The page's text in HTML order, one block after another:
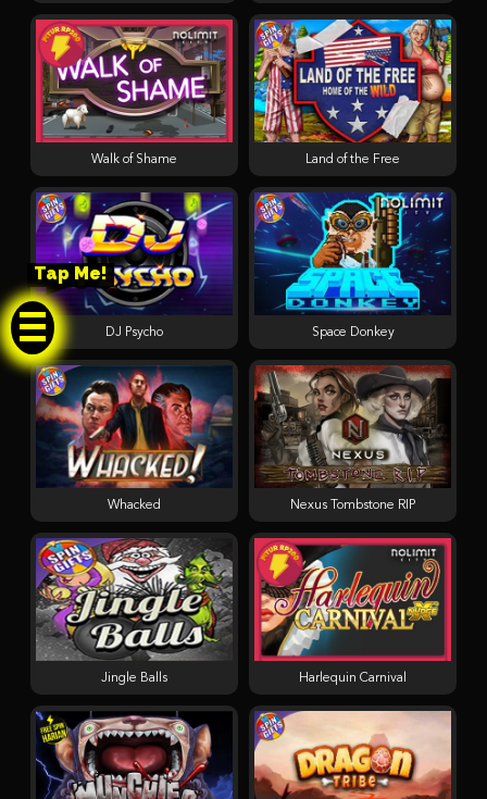
Tap Me!
Nexus Tombstone RIP
Space Donkey
Land of the Free
DJ Psycho
Whacked
Jingle Balls Harlequin Carnival
Walk of Shame